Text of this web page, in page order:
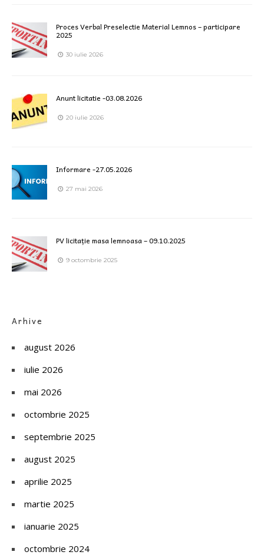
Proces Verbal Preselectie Material Lemnos – participare
2025
30 iulie 2026
Anunt licitatie -03.08.2026
20 iulie 2026
Informare -27.05.2026
27 mai 2026
PV licitație masa lemnoasa – 09.10.2025
9 octombrie 2025
Arhive
august 2026
iulie 2026
mai 2026
octombrie 2025
septembrie 2025
august 2025
aprilie 2025
martie 2025
ianuarie 2025
octombrie 2024